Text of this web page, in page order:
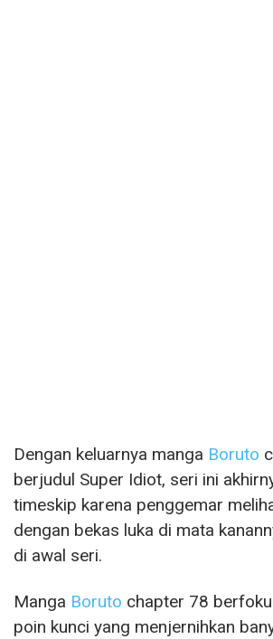
Dengan keluarnya manga Boruto
berjudul Super Idiot, seri ini
timeskip karena penggemar
dengan bekas luka di mata
di awal seri.
Manga Boruto chapter 78
poin kunci yang menjernihkan